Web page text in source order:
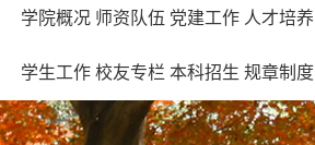
学院概况 师资队伍 党建工作 人才培养
学生工作 校友专栏 本科招生 规章制度